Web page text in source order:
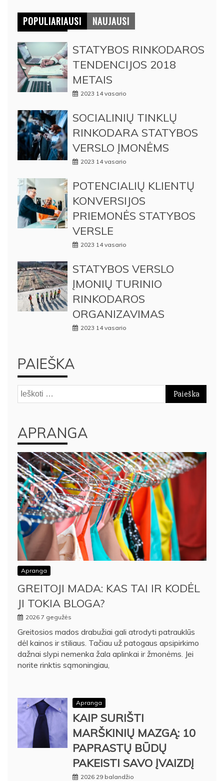
POPULIARIAUSI NAUJAUSI
STATYBOS RINKODAROS
TENDENCIJOS 2018
METAIS
2023 14 vasario
SOCIALINIŲ TINKLŲ
RINKODARA STATYBOS
VERSLO ĮMONĖMS
2023 14 vasario
POTENCIALIŲ KLIENTŲ
KONVERSIJOS
PRIEMONĖS STATYBOS
VERSLE
2023 14 vasario
STATYBOS VERSLO
ĮMONIŲ TURINIO
RINKODAROS
ORGANIZAVIMAS
2023 14 vasario
PAIEŠKA
Ieškoti:
APRANGA
Apranga
GREITOJI MADA: KAS TAI IR KODĖL
JI TOKIA BLOGA?
2026 7 gegužės
Greitosios mados drabužiai gali atrodyti patrauklūs
dėl kainos ir stiliaus. Tačiau už patogaus apsipirkimo
dažnai slypi nemenka žala aplinkai ir žmonėms. Jei
norite rinktis sąmoningiau,
Apranga
KAIP SURIŠTI
MARŠKINIŲ MAZGĄ: 10
PAPRASTŲ BŪDŲ
PAKEISTI SAVO ĮVAIZDĮ
2026 29 balandžio